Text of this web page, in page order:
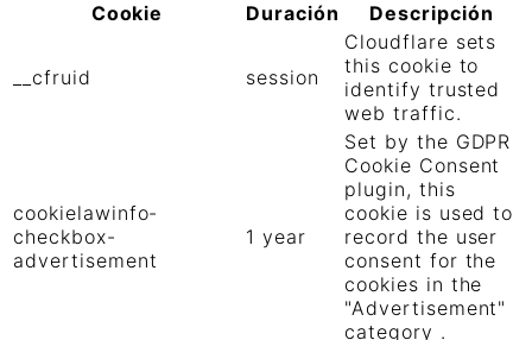
Cookie
Duración Descripción
__cfruid session
Cloudflare sets
this cookie to
identify trusted
web traffic.
cookielawinfo-
checkbox-
advertisement
1 year
Set by the GDPR
Cookie Consent
plugin, this
cookie is used to
record the user
consent for the
cookies in the
"Advertisement"
category .